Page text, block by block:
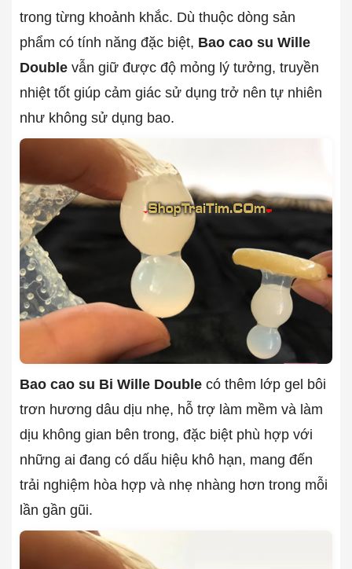
trong từng khoảnh khắc. Dù thuộc dòng sản
phẩm có tính năng đặc biệt, Bao cao su Wille
Double vẫn giữ được độ mỏng lý tưởng, truyền
nhiệt tốt giúp cảm giác sử dụng trở nên tự nhiên
như không sử dụng bao.
Bao cao su Bi Wille Double có thêm lớp gel bôi
trơn hương dâu dịu nhẹ, hỗ trợ làm mềm và làm
dịu không gian bên trong, đặc biệt phù hợp với
những ai đang có dấu hiệu khô hạn, mang đến
trải nghiệm hòa hợp và nhẹ nhàng hơn trong mỗi
lần gần gũi.